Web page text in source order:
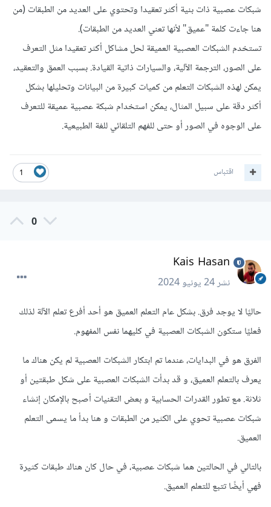
شبكات عصبية ذات بنية أكثر تعقيدا وتحتوي على العديد من الطبقات (من
هنا جاءت كلمة "عميق" لأنها تعني العديد من الطبقات).
تستخدم الشبكات العصبية العميقة لحل مشاكل أكثر تعقيدا مثل التعرف
على الصور، الترجمة الآلية، والسيارات ذاتية القيادة. بسبب العمق والتعقيد،
يمكن لهذه الشبكات التعلم من كميات كبيرة من البيانات وتحليلها بشكل
أكثر دقة على سبيل المثال، يمكن استخدام شبكة عصبية عميقة للتعرف
على الوجوه في الصور أو حتى للفهم التلقائي للغة الطبيعية.
1 اقتباس
0
Kais Hasan
نشر24 يونيو 2024
حاليًا لا يوجد فرق. بشكل عام التعلم العميق هو أحد أفرع تعلم الآلة لذلك
فعليًا ستكون الشبكات العصبية في كليهما نفس المفهوم.
الفرق هو في البدايات، عندما تم ابتكار الشبكات العصبية لم يكن هناك ما
يعرف بالتعلم العميق، و قد بدأت الشبكات العصبية على شكل طبقتين أو
ثلاثة. مع تطور القدرات الحسابية و بعض التقنيات أصبح بالإمكان إنشاء
شبكات عصبية تحوي على الكثير من الطبقات و هنا بدأ ما يسمى التعلم
العميق.
بالتالي في الحالتين هما شبكات عصبية، في حال كان هناك طبقات كثيرة
فهي أيضًا تتبع للتعلم العميق.